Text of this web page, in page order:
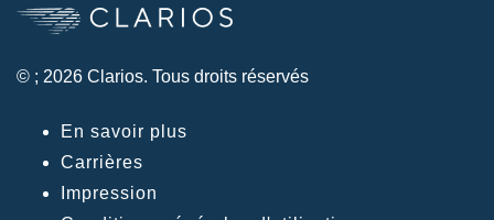
© ; 2026 Clarios. Tous droits réservés
En savoir plus
Carrières
Impression